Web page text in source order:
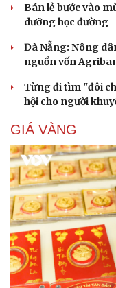
Bán lẻ bước vào
dưỡng học đường
Đà Nẵng: Nông
nguồn vốn
Từng đi tìm "đôi
hội cho người
GIÁ VÀNG